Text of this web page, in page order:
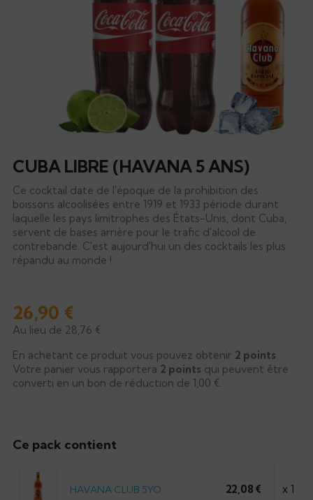
CUBA LIBRE (HAVANA 5 ANS)
Ce cocktail date de l'époque de la prohibition des
boissons alcoolisées entre 1919 et 1933 période durant
laquelle les pays limitrophes des États-Unis, dont Cuba,
servent de bases arrière pour le trafic d'alcool de
contrebande. C'est aujourd'hui un des cocktails les plus
répandu au monde !
26,90 €
Au lieu de 28,76 €
En achetant ce produit vous pouvez obtenir 2 points.
Votre panier vous rapportera 2 points qui peuvent être
converti en un bon de réduction de 1,00 €.
Ce pack contient
HAVANA CLUB 5YO 22,08 € x 1